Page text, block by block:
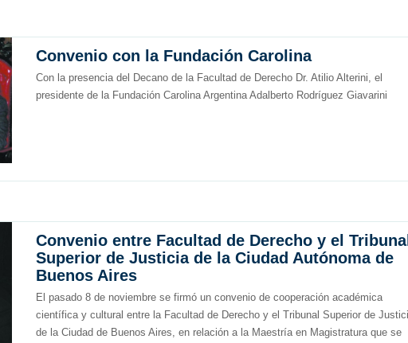
Convenio con la Fundación Carolina
Con la presencia del Decano de la Facultad de Derecho Dr. Atilio Alterini, el
presidente de la Fundación Carolina Argentina Adalberto Rodríguez Giavarini
Convenio entre Facultad de Derecho y el Tribunal
Superior de Justicia de la Ciudad Autónoma de
Buenos Aires
El pasado 8 de noviembre se firmó un convenio de cooperación académica
científica y cultural entre la Facultad de Derecho y el Tribunal Superior de
de la Ciudad de Buenos Aires, en relación a la Maestría en Magistratura que se